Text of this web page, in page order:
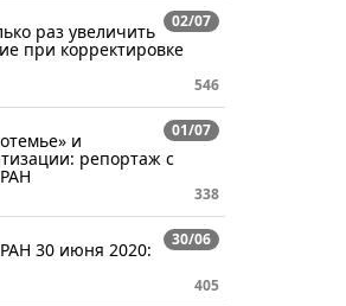
02/07
раз увеличить
при корректировке
546
01/07
и
репортаж с
338
30/06
30 июня 2020:
405